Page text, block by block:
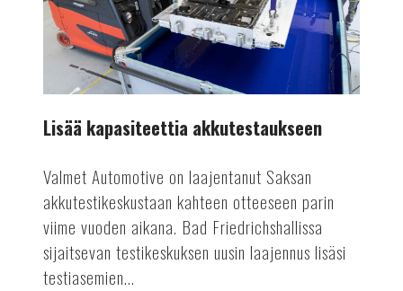
Lisää kapasiteettia akkutestaukseen
Valmet Automotive on laajentanut Saksan
akkutestikeskustaan kahteen otteeseen parin
viime vuoden aikana. Bad Friedrichshallissa
sijaitsevan testikeskuksen uusin laajennus lisäsi
testiasemien...